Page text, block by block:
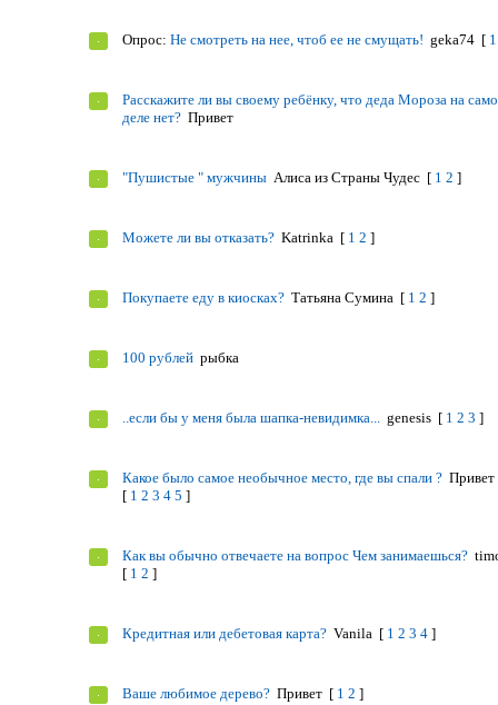
Опрос: Не смотреть на нее, чтоб ее не смущать! geka74 [ 1
Расскажите ли вы своему ребёнку, что деда Мороза на
деле нет? Привет
"Пушистые " мужчины Алиса из Страны Чудес [ 1 2 ]
Можете ли вы отказать? Katrinka [ 1 2 ]
Покупаете еду в киосках? Татьяна Сумина [ 1 2 ]
100 рублей рыбка
..если бы у меня была шапка-невидимка... genesis [ 1 2 3 ]
Какое было самое необычное место, где вы спали ? Привет
[ 1 2 3 4 5 ]
Как вы обычно отвечаете на вопрос Чем занимаешься?
[ 1 2 ]
Кредитная или дебетовая карта? Vanila [ 1 2 3 4 ]
Ваше любимое дерево? Привет [ 1 2 ]